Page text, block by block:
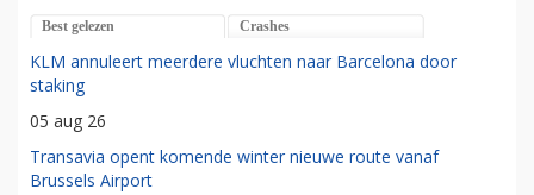
Best gelezen Crashes
KLM annuleert meerdere vluchten naar Barcelona door
staking
05 aug 26
Transavia opent komende winter nieuwe route vanaf
Brussels Airport